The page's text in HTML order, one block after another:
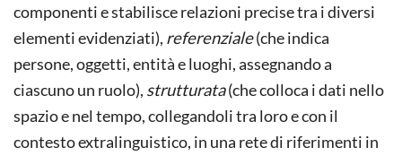
componenti e stabilisce relazioni precise tra i diversi
elementi evidenziati), referenziale(che indica
persone, oggetti, entità e luoghi, assegnando a
ciascuno un ruolo), strutturata(che colloca i dati nello
spazio e nel tempo, collegandoli tra loro e con il
contesto extralinguistico, in una rete di riferimenti in